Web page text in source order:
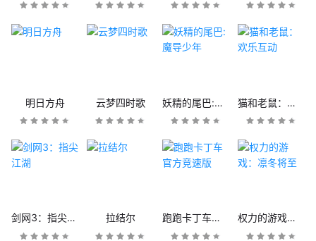
明日方舟 云梦四时歌 妖精的尾巴:魔导少年 猫和老鼠：欢乐互动
剑网3：指尖江湖 拉结尔 跑跑卡丁车官方竞速版 权力的游戏：凛冬将至